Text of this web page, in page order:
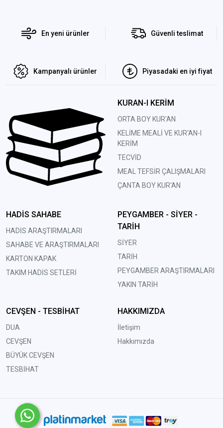
En yeni ürünler Güvenli teslimat
Kampanyalı ürünler Piyasadaki en iyi fiyat
KURAN-I KERİM
ORTA BOY KUR'AN
KELİME MEALİ VE KUR'AN-I
KERİM
TECVİD
MEAL TEFSİR ÇALIŞMALARI
ÇANTA BOY KUR'AN
HADİS SAHABE
HADİS ARAŞTIRMALARI
SAHABE VE ARAŞTIRMALARI
KARTON KAPAK
TAKIM HADİS SETLERİ
PEYGAMBER - SİYER -
TARİH
SİYER
TARİH
PEYGAMBER ARAŞTIRMALARI
YAKIN TARİH
CEVŞEN - TESBİHAT
DUA
CEVŞEN
BÜYÜK CEVŞEN
TESBİHAT
HAKKIMIZDA
İletişim
Hakkımızda